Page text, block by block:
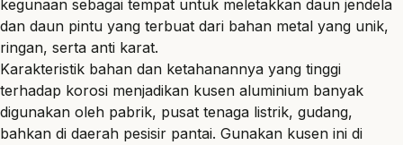
kegunaan sebagai tempat untuk meletakkan daun jendela
dan daun pintu yang terbuat dari bahan metal yang unik,
ringan, serta anti karat.
Karakteristik bahan dan ketahanannya yang tinggi
terhadap korosi menjadikan kusen aluminium banyak
digunakan oleh pabrik, pusat tenaga listrik, gudang,
bahkan di daerah pesisir pantai. Gunakan kusen ini di